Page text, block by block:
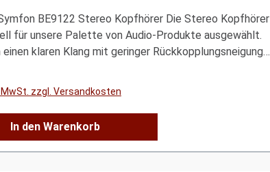
BE9122 Stereo Kopfhörer Die Stereo Kopfhörer
für unsere Palette von Audio-Produkte ausgewählt.
klaren Klang mit geringer Rückkopplungsneigung.
und benutzerfreundlichen Kopfhörer sind nur an einer
Kabel versehen.Kompatibel mit:Bellman&Symfon
BE2030 MinoBellman&Symfon
BE8015 DominoClassicalle
mit Kopfhörerausgang und 3,5mm Klinkenstecker
Handys, etc.)Technische Angaben:Modell
Preis:
MwSt. zzgl. Versandkosten
In den Warenkorb